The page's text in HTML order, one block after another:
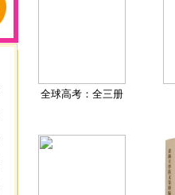
全球高考：全三册